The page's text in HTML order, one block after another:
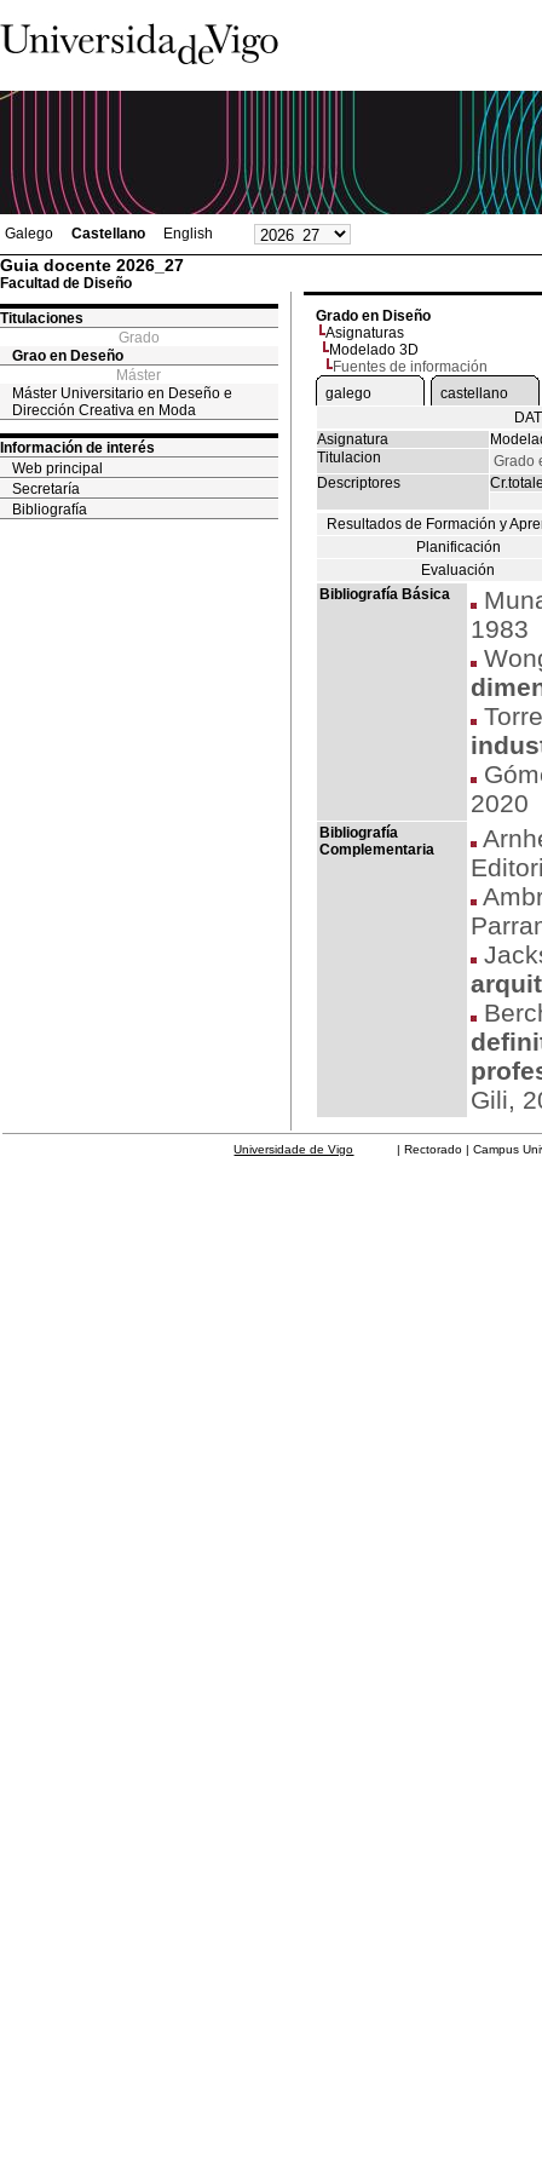
Galego Castellano English
Guia docente 2026_27
Facultad de Diseño
Titulaciones
Grado
Grao en Deseño
Máster
Máster Universitario en Deseño e
Dirección Creativa en Moda
Información de interés
Web principal
Secretaría
Bibliografía
Grado en Diseño
Asignaturas
Modelado 3D
Fuentes de información
galego
castellano
Asignatura
Titulacion
Grado
Descriptores
Resultados de Formación y
Planificación
Evaluación
Bibliografía Básica
1983
2020
Bibliografía
Complementaria
Gili,
Universidade de Vigo | Rectorado | Campus